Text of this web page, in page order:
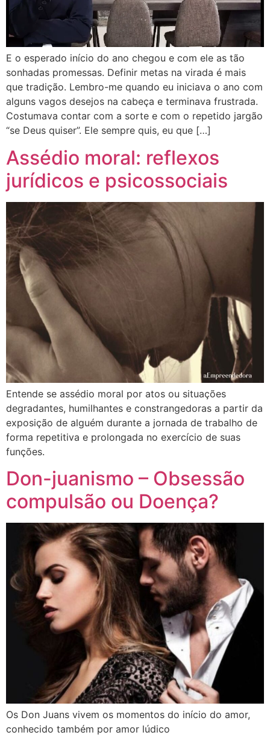
E o esperado início do ano chegou e com ele as tão
sonhadas promessas. Definir metas na virada é mais
que tradição. Lembro-me quando eu iniciava o ano com
alguns vagos desejos na cabeça e terminava frustrada.
Costumava contar com a sorte e com o repetido jargão
“se Deus quiser”. Ele sempre quis, eu que […]
Assédio moral: reflexos
jurídicos e psicossociais
Entende se assédio moral por atos ou situações
degradantes, humilhantes e constrangedoras a partir da
exposição de alguém durante a jornada de trabalho de
forma repetitiva e prolongada no exercício de suas
funções.
Don-juanismo – Obsessão
compulsão ou Doença?
Os Don Juans vivem os momentos do início do amor,
conhecido também por amor lúdico